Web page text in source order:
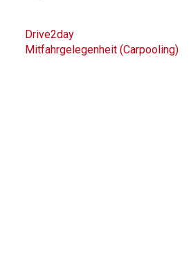
Drive2day
Mitfahrgelegenheit (Carpooling)